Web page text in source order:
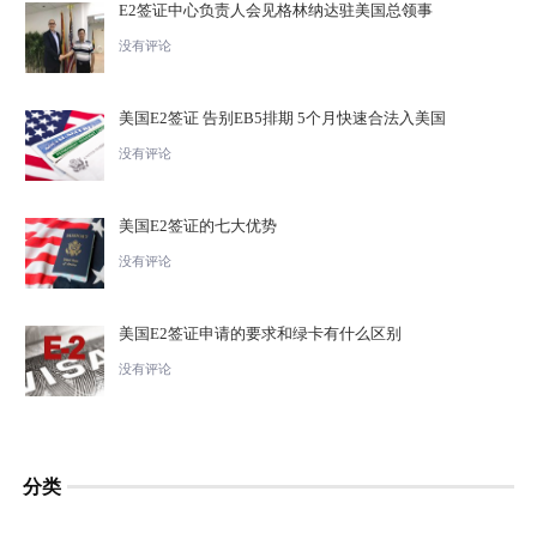
E2签证中心负责人会见格林纳达驻美国总领事
没有评论
美国E2签证 告别EB5排期 5个月快速合法入美国
没有评论
美国E2签证的七大优势
没有评论
美国E2签证申请的要求和绿卡有什么区别
没有评论
分类